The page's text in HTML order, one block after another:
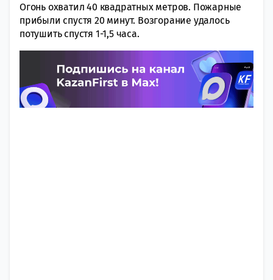
Огонь охватил 40 квадратных метров. Пожарные
прибыли спустя 20 минут. Возгорание удалось
потушить спустя 1-1,5 часа.